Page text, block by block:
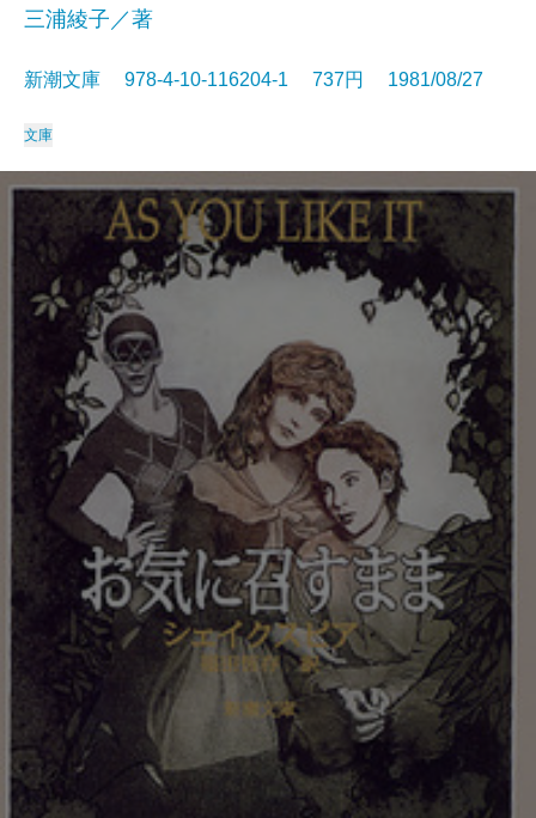
三浦綾子／著
新潮文庫 978-4-10-116204-1 737円 1981/08/27
文庫